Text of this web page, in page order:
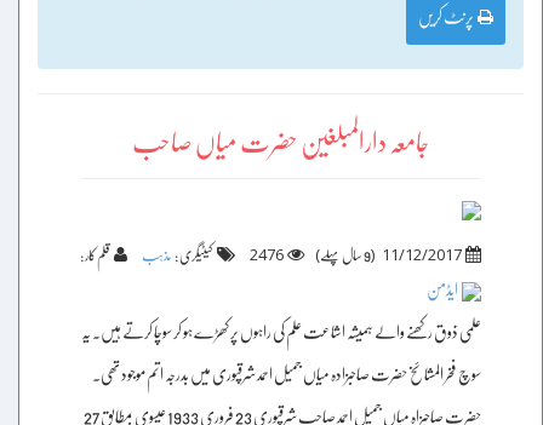
پرنٹ کریں
جامعہ دارالمبلغین حضرت میاں صاحب
11/12/2017
(9 سال پہلے )
2476 کیٹیگری : مذہب قلم کار :
ایڈمن
علمی ذوق رکھنے والے ہمیشہ اشاعت علم کی راہوں پر کھڑے ہو کر سوچا کرتے ہیں۔ یہ
سوچ فخر المشائخ حضرت صاحبزادہ میاں جمیل احمد شرقپوری میں بدرجہ اتم موجود تھی۔
حضرت صاحبزاہ میاں جمیل احمد صاحب شرقپوری 23 فروری 1933 عیسوی بمطابق 27